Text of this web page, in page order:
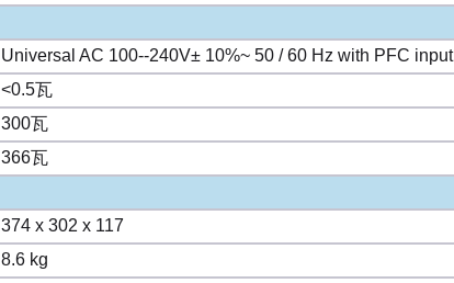
Universal AC 100--240V± 10%~ 50 / 60 Hz with PFC input
<0.5瓦
300瓦
366瓦
374 x 302 x 117
8.6 kg